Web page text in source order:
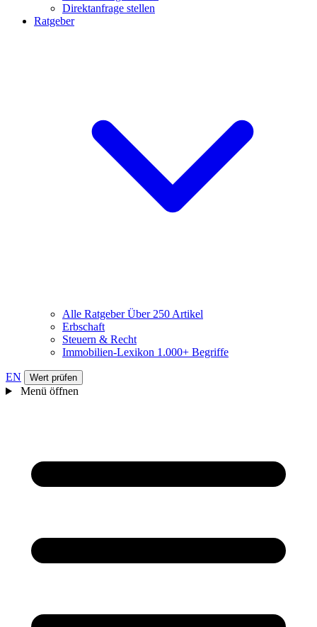
Direktanfrage stellen
Ratgeber
Alle RatgeberÜber 250 Artikel
Erbschaft
Steuern & Recht
Immobilien-Lexikon 1.000+ Begriffe
EN Wert prüfen
Menü öffnen